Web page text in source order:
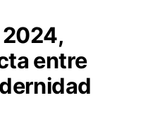
2024,
entre